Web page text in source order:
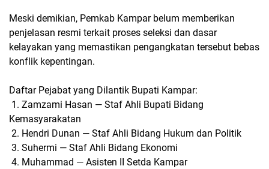
Meski demikian, Pemkab Kampar belum memberikan
penjelasan resmi terkait proses seleksi dan dasar
kelayakan yang memastikan pengangkatan tersebut bebas
konflik kepentingan.
Daftar Pejabat yang Dilantik Bupati Kampar:
1. Zamzami Hasan — Staf Ahli Bupati Bidang
Kemasyarakatan
2. Hendri Dunan — Staf Ahli Bidang Hukum dan Politik
3. Suhermi — Staf Ahli Bidang Ekonomi
4. Muhammad — Asisten II Setda Kampar